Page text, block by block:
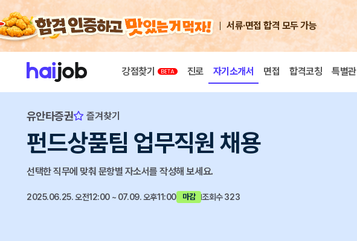
서류·면접 합격 모두 가능
강점찾기 진로 자기소개서 면접 합격코칭 특별관
유안타증권 즐겨찾기
펀드상품팀 업무직원 채용
선택한 직무에 맞춰 문항별 자소서를 작성해 보세요.
2025.06.25. 오전12:00 ~ 07.09. 오후11:00 마감 조회수 323